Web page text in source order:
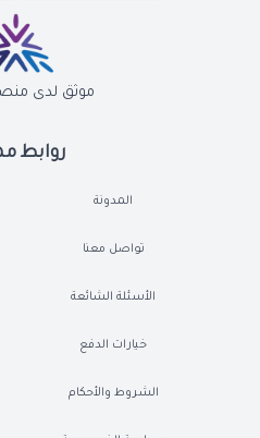
روابط
المدونة
تواصل معنا
الأسئلة الشائعة
خيارات الدفع
الشروط والأحكام
موثق لدى